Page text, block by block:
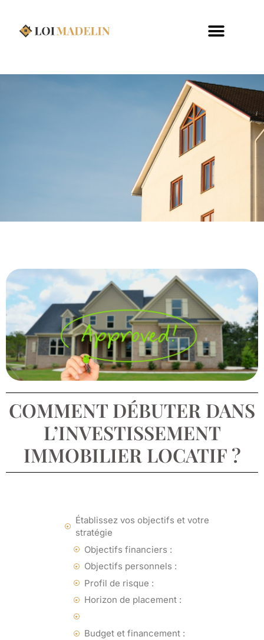
COMMENT DÉBUTER DANS
L’INVESTISSEMENT
IMMOBILIER LOCATIF ?
Établissez vos objectifs et votre
stratégie
Objectifs financiers :
Objectifs personnels :
Profil de risque :
Horizon de placement :
Budget et financement :